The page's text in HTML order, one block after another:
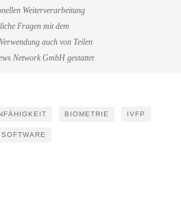
Weiterverarbeitung
Fragen mit dem
auch von Teilen
Network GmbH gestattet
BIOMETRIE IVFP